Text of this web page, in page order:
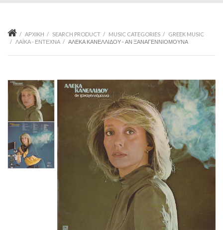
ΑΡΧΙΚΉ SEARCH PRODUCT MUSIC CATEGORIES
GREEK MUSIC
ΛΑΪΚΆ - ΈΝΤΕΧΝΑ
ΑΛΈΚΑ ΚΑΝΕΛΛΊΔΟΥ - ΑΝ ΞΑΝΑΓΕΝΝΙΌΜΟΥΝΑ